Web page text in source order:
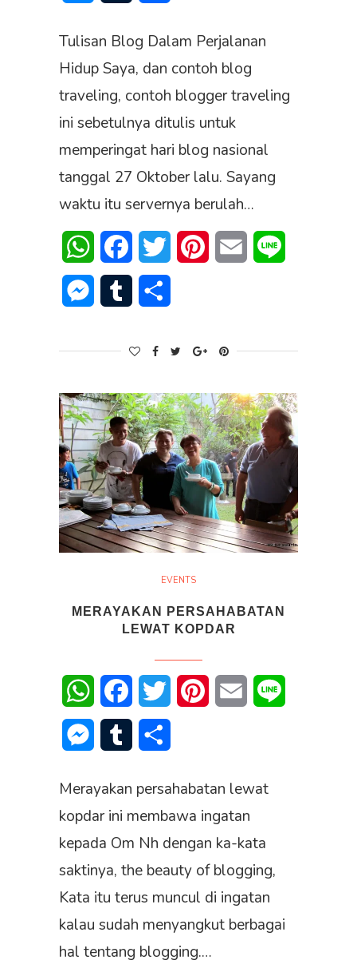
Tulisan Blog Dalam Perjalanan
Hidup Saya, dan contoh blog
traveling, contoh blogger traveling
ini sebetulnya ditulis untuk
memperingat hari blog nasional
tanggal 27 Oktober lalu. Sayang
waktu itu servernya berulah…
WhatsAppFacebookTwitter PinterestEmail
Messenger
Tumblr
EVENTS
MERAYAKAN PERSAHABATAN
LEWAT KOPDAR
WhatsAppFacebookTwitter PinterestEmail
Messenger
Tumblr
Merayakan persahabatan lewat
kopdar ini membawa ingatan
kepada Om Nh dengan ka-kata
saktinya, the beauty of blogging,
Kata itu terus muncul di ingatan
kalau sudah menyangkut berbagai
hal tentang blogging.…